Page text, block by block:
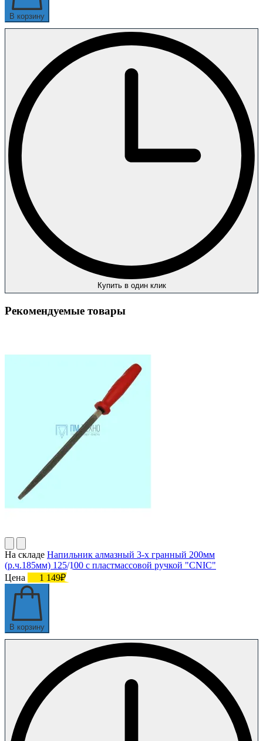
В корзину
Купить в один клик
Рекомендуемые товары
На складе Напильник алмазный 3-х гранный 200мм
(р.ч.185мм) 125/100 с пластмассовой ручкой "CNIC"
Цена
1 149₽
В корзину